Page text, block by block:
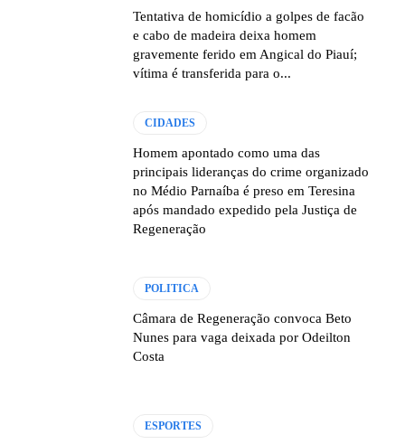
Tentativa de homicídio a golpes de facão
e cabo de madeira deixa homem
gravemente ferido em Angical do Piauí;
vítima é transferida para o...
CIDADES
Homem apontado como uma das
principais lideranças do crime organizado
no Médio Parnaíba é preso em Teresina
após mandado expedido pela Justiça de
Regeneração
POLITICA
Câmara de Regeneração convoca Beto
Nunes para vaga deixada por Odeilton
Costa
ESPORTES